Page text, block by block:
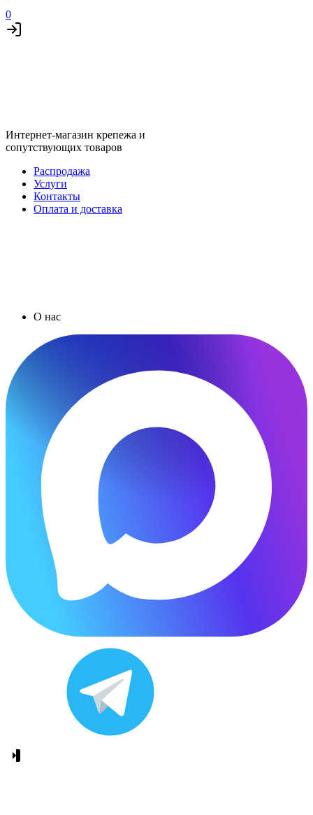
0
Интернет-магазин крепежа и
сопутствующих товаров
Распродажа
Услуги
Контакты
Оплата и доставка
О нас